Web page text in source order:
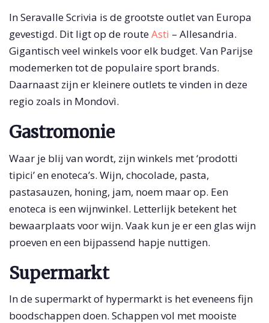
In Seravalle Scrivia is de grootste outlet van Europa
gevestigd. Dit ligt op de routeAsti – Allesandria.
Gigantisch veel winkels voor elk budget. Van Parijse
modemerken tot de populaire sport brands.
Daarnaast zijn er kleinere outlets te vinden in deze
regio zoals in Mondovì.
Gastromonie
Waar je blij van wordt, zijn winkels met ‘prodotti
tipici’ en enoteca’s. Wijn, chocolade, pasta,
pastasauzen, honing, jam, noem maar op. Een
enoteca is een wijnwinkel. Letterlijk betekent het
bewaarplaats voor wijn. Vaak kun je er een glas wijn
proeven en een bijpassend hapje nuttigen.
Supermarkt
In de supermarkt of hypermarkt is het eveneens fijn
boodschappen doen. Schappen vol met mooiste